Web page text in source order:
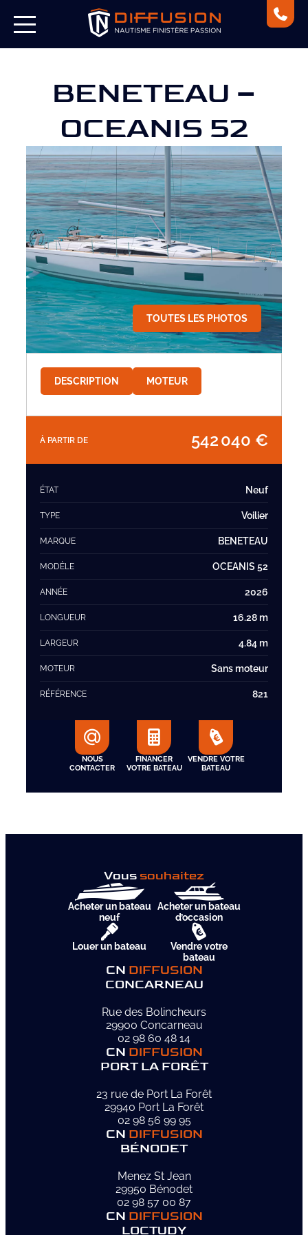
BENETEAU –
OCEANIS 52
TOUTES LES PHOTOS
DESCRIPTION MOTEUR
À PARTIR DE 542 040 €
ÉTAT Neuf
TYPE Voilier
MARQUE BENETEAU
MODÈLE OCEANIS 52
ANNÉE 2026
LONGUEUR 16.28 m
LARGEUR 4.84 m
MOTEUR Sans moteur
RÉFÉRENCE 821
NOUS
CONTACTER
FINANCER
VOTRE BATEAU
VENDRE VOTRE
BATEAU
Vous souhaitez
Acheter un bateau
neuf
Acheter un bateau
d’occasion
Louer un bateau
Vendre votre
bateau
CN DIFFUSION
CONCARNEAU
Rue des Bolincheurs
29900 Concarneau
02 98 60 48 14
CN DIFFUSION
PORT LA FORÊT
23 rue de Port La Forêt
29940 Port La Forêt
02 98 56 99 95
CN DIFFUSION
BÉNODET
Menez St Jean
29950 Bénodet
02 98 57 00 87
CN DIFFUSION
LOCTUDY